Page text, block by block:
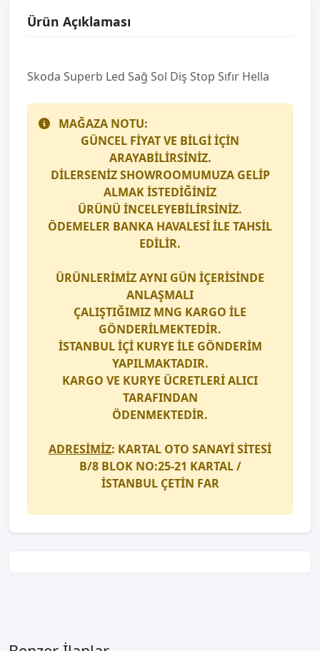
Ürün Açıklaması
Skoda Superb Led Sağ Sol Diş Stop Sıfır Hella
MAĞAZA NOTU:
GÜNCEL FİYAT VE BİLGİ İÇİN
ARAYABİLİRSİNİZ.
DİLERSENİZ SHOWROOMUMUZA GELİP
ALMAK İSTEDİĞİNİZ
ÜRÜNÜ İNCELEYEBİLİRSİNİZ.
ÖDEMELER BANKA HAVALESİ İLE TAHSİL
EDİLİR.
ÜRÜNLERİMİZ AYNI GÜN İÇERİSİNDE
ANLAŞMALI
ÇALIŞTIĞIMIZ MNG KARGO İLE
GÖNDERİLMEKTEDİR.
İSTANBUL İÇİ KURYE İLE GÖNDERİM
YAPILMAKTADIR.
KARGO VE KURYE ÜCRETLERİ ALICI
TARAFINDAN
ÖDENMEKTEDİR.
ADRESİMİZ: KARTAL OTO SANAYİ SİTESİ
B/8 BLOK NO:25-21 KARTAL /
İSTANBUL ÇETİN FAR